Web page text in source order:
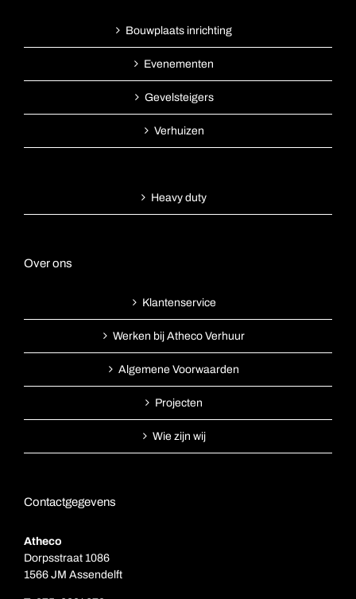
Bouwplaats inrichting
Evenementen
Gevelsteigers
Verhuizen
Heavy duty
Over ons
Klantenservice
Werken bij Atheco Verhuur
Algemene Voorwaarden
Projecten
Wie zijn wij
Contactgegevens
Atheco
Dorpsstraat 1086
1566 JM Assendelft